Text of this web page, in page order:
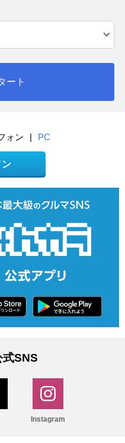
ート
ォン | PC
ン
式SNS
Instagram